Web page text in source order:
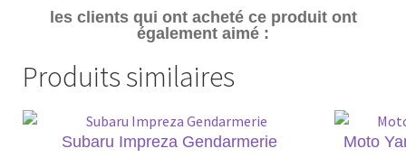
les clients qui ont acheté ce produit ont
également aimé :
Produits similaires
Subaru Impreza Gendarmerie Moto